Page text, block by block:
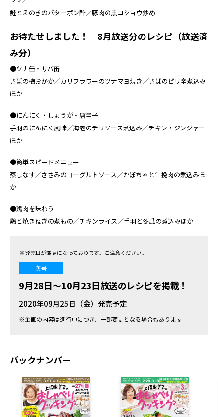
鮭とえのきのバターポン酢／豚肉の黒コショウ炒め
お待たせしました！ 8月放送分のレシピ（放送済
み分）
●ツナ缶・サバ缶
さばの梅おかか／カリフラワーのツナマヨ焼き／さばのピリ辛煮込み
ほか
●にんにく・しょうが・唐辛子
手羽のにんにく風味／海老のチリソース煮込み／チキン・ジンジャー
ほか
●簡単スピードメニュー
蒸しなす／ささみのヨーグルトソース／かぼちゃと牛挽肉の煮込みほ
か
●鶏肉を味わう
鶏と焼きねぎの煮もの／チキンライス／手羽と冬瓜の煮込みほか
※発売日が変更になっております。ご注意ください。
次号
9月28日～10月23日放送のレシピを掲載！
2020年09月25日（金）発売予定
※企画の内容は進行中につき、一部変更となる場合もあります
バックナンバー